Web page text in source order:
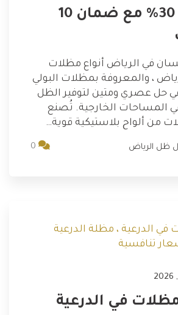
وخصم 30% مع ضمان 10
في الرياض أنواع مظلات
، والمعروفة بمظلات البولي
حل عصري ومتين لتوفير الظل
المساحات الخارجية. تُصنع
من ألواح بلاستيكية قوية…
ظل الرياض
في الدرعية